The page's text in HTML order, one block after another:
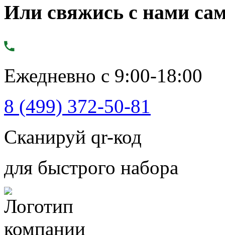
Или свяжись с нами
Ежедневно с 9:00-18:00
8 (499) 372-50-81
Сканируй qr-код
для быстрого набора